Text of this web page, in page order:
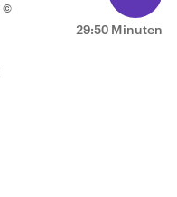
29:50 Minuten
©